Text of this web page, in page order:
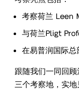
考察荷兰 Leen
与荷兰Pligt
在易普润国际总
跟随我们一同回
三个考察地，实